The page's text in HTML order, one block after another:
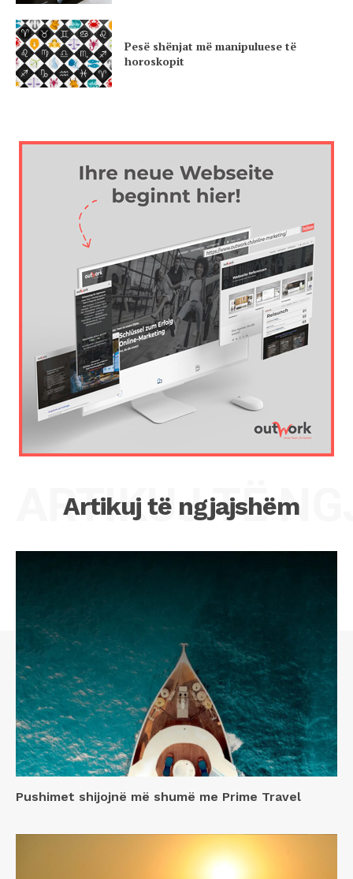
Pesë shënjat më manipuluese të
horoskopit
Artikuj të ngjajshëm
ARTIKUJ TË
Pushimet shijojnë më shumë me Prime Travel